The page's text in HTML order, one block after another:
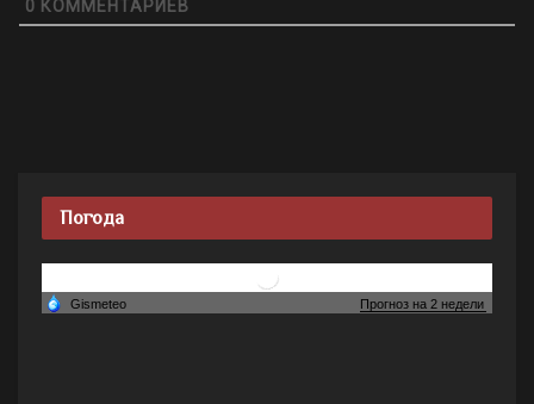
0 КОММЕНТАРИЕВ
Погода